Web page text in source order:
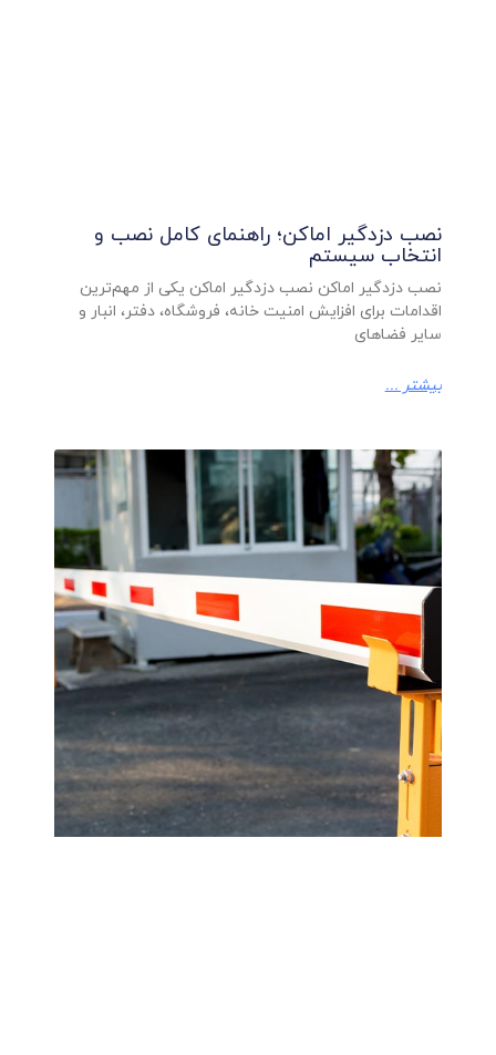
نصب دزدگیر اماکن؛ راهنمای کامل نصب و
انتخاب سیستم
نصب دزدگیر اماکن نصب دزدگیر اماکن یکی از مهم‌ترین
اقدامات برای افزایش امنیت خانه، فروشگاه، دفتر، انبار و
سایر فضاهای
بیشتر ...